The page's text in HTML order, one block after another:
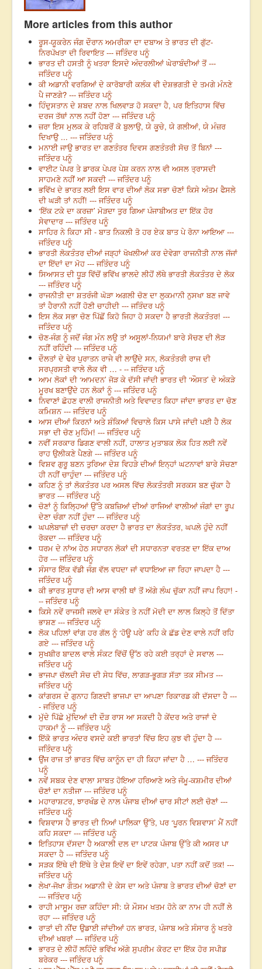
More articles from this author
ਰੂਸ-ਯੂਕਰੇਨ ਜੰਗ ਦੌਰਾਨ ਅਮਰੀਕਾ ਦਾ ਦਬਾਅ ਤੇ ਭਾਰਤ ਦੀ ਗੁੱਟ-
ਨਿਰਪੱਖਤਾ ਦੀ ਰਿਵਾਇਤ --- ਜਤਿੰਦਰ ਪਨੂੰ
ਭਾਰਤ ਦੀ ਹਸਤੀ ਨੂੰ ਖਤਰਾ ਇਸਦੇ ਅੰਦਰਲੀਆਂ ਘੇਰਾਬੰਦੀਆਂ ਤੋਂ ---
ਜਤਿੰਦਰ ਪਨੂੰ
ਕੀ ਅਡਾਨੀ ਵਰਗਿਆਂ ਦੇ ਕਾਰੋਬਾਰੀ ਕਲੰਕ ਵੀ ਦੇਸ਼ਭਗਤੀ ਦੇ ਤਮਗੇ ਮੰਨਣੇ
ਪੈ ਜਾਣਗੇ? --- ਜਤਿੰਦਰ ਪਨੂੰ
ਹਿੰਦੁਸਤਾਨ ਦੇ ਸ਼ਬਦ ਨਾਲ ਖਿਲਵਾੜ ਹੋ ਸਕਦਾ ਹੈ, ਪਰ ਇਤਿਹਾਸ ਵਿੱਚ
ਦਰਜ ਤੱਥਾਂ ਨਾਲ ਨਹੀਂ ਹੋਣਾ --- ਜਤਿੰਦਰ ਪਨੂੰ
ਜ਼ਰਾ ਇਸ ਮੁਲਕ ਕੇ ਰਹਿਬਰੋਂ ਕੋ ਬੁਲਾਉ, ਯੇ ਕੂਚੇ, ਯੇ ਗਲੀਆਂ, ਯੇ ਮੰਜ਼ਰ
ਦਿਖਾਉ ... --- ਜਤਿੰਦਰ ਪਨੂੰ
ਮਨਾਈ ਜਾਉ ਭਾਰਤ ਦਾ ਗਣਤੰਤਰ ਦਿਵਸ ਗਣਤੰਤਰੀ ਸੋਚ ਤੋਂ ਬਿਨਾਂ ---
ਜਤਿੰਦਰ ਪਨੂੰ
ਵਾਈਟ ਪੇਪਰ ਤੇ ਡਾਰਕ ਪੇਪਰ ਪੇਸ਼ ਕਰਨ ਨਾਲ ਵੀ ਅਸਲ ਤ੍ਰਾਸਦੀ
ਸਾਹਮਣੇ ਨਹੀਂ ਆ ਸਕਦੀ --- ਜਤਿੰਦਰ ਪਨੂੰ
ਭਵਿੱਖ ਦੇ ਭਾਰਤ ਲਈ ਇਸ ਵਾਰ ਦੀਆਂ ਲੋਕ ਸਭਾ ਚੋਣਾਂ ਕਿਸੇ ਅੰਤਮ ਫੈਸਲੇ
ਦੀ ਘੜੀ ਤਾਂ ਨਹੀਂ! --- ਜਤਿੰਦਰ ਪਨੂੰ
‘ਇੱਕ ਟਕੇ ਦਾ ਕਰਜ਼ਾ’ ਮੋੜਦਾ ਤੁਰ ਗਿਆ ਪੰਜਾਬੀਅਤ ਦਾ ਇੱਕ ਹੋਰ
ਸੇਵਾਦਾਰ --- ਜਤਿੰਦਰ ਪਨੂੰ
ਸਾਹਿਰ ਨੇ ਕਿਹਾ ਸੀ - ਬਾਤ ਨਿਕਲੀ ਤੋ ਹਰ ਏਕ ਬਾਤ ਪੇ ਰੋਨਾ ਆਇਆ ---
ਜਤਿੰਦਰ ਪਨੂੰ
ਭਾਰਤੀ ਲੋਕਤੰਤਰ ਦੀਆਂ ਜੜ੍ਹਾਂ ਖੋਖਲੀਆਂ ਕਰ ਦੇਵੇਗਾ ਰਾਜਨੀਤੀ ਨਾਲ ਜੱਜਾਂ
ਦਾ ਇੱਦਾਂ ਦਾ ਮੋਹ --- ਜਤਿੰਦਰ ਪਨੂੰ
ਸਿਆਸਤ ਦੀ ਧੂੜ ਵਿੱਚੋਂ ਭਵਿੱਖ ਭਾਲਦੇ ਲੀਹੋਂ ਲੱਥੇ ਭਾਰਤੀ ਲੋਕਤੰਤਰ ਦੇ ਲੋਕ
--- ਜਤਿੰਦਰ ਪਨੂੰ
ਰਾਜਨੀਤੀ ਦਾ ਸ਼ਤਰੰਜੀ ਘੋੜਾ ਅਗਲੀ ਚੋਣ ਦਾ ਲੁਕਮਾਨੀ ਨੁਸਖਾ ਬਣ ਜਾਵੇ
ਤਾਂ ਹੈਰਾਨੀ ਨਹੀਂ ਹੋਣੀ ਚਾਹੀਦੀ --- ਜਤਿੰਦਰ ਪਨੂੰ
ਇਸ ਲੋਕ ਸਭਾ ਚੋਣ ਪਿੱਛੋਂ ਕਿਹੋ ਜਿਹਾ ਹੋ ਸਕਦਾ ਹੈ ਭਾਰਤੀ ਲੋਕਤੰਤਰ! ---
ਜਤਿੰਦਰ ਪਨੂੰ
ਚੋਣ-ਜੰਗ ਨੂੰ ਜਦੋਂ ਜੰਗ ਮੰਨ ਲਉ ਤਾਂ ਅਸੂਲਾਂ-ਨਿਯਮਾਂ ਬਾਰੇ ਸੋਚਣ ਦੀ ਲੋੜ
ਨਹੀਂ ਰਹਿੰਦੀ --- ਜਤਿੰਦਰ ਪਨੂੰ
ਦੌਲਤਾਂ ਦੇ ਢੇਰ ਪੁਰਾਤਨ ਰਾਜੇ ਵੀ ਲਾਉਂਦੇ ਸਨ, ਲੋਕਤੰਤਰੀ ਰਾਜ ਦੀ
ਸਰਪ੍ਰਸਤੀ ਵਾਲੇ ਲੋਕ ਵੀ … - -- ਜਤਿੰਦਰ ਪਨੂੰ
ਆਮ ਲੋਕਾਂ ਦੀ ‘ਆਮਦਨ’ ਜੋੜ ਕੇ ਦੱਸੀ ਜਾਂਦੀ ਭਾਰਤ ਦੀ ‘ਔਸਤ’ ਦੇ ਅੰਕੜੇ
ਮੂਰਖ ਬਣਾਉਂਦੇ ਹਨ ਲੋਕਾਂ ਨੂੰ --- ਜਤਿੰਦਰ ਪਨੂੰ
ਨਿਵਾਣਾਂ ਛੋਹਣ ਵਾਲੀ ਰਾਜਨੀਤੀ ਅਤੇ ਵਿਵਾਦਤ ਕਿਹਾ ਜਾਂਦਾ ਭਾਰਤ ਦਾ ਚੋਣ
ਕਮਿਸ਼ਨ --- ਜਤਿੰਦਰ ਪਨੂੰ
ਆਸ ਦੀਆਂ ਕਿਰਨਾਂ ਅਤੇ ਸ਼ੰਕਿਆਂ ਵਿਚਾਲੇ ਕਿਸ ਪਾਸੇ ਜਾਂਦੀ ਪਈ ਹੈ ਲੋਕ
ਸਭਾ ਦੀ ਚੋਣ ਮੁਹਿੰਮ! --- ਜਤਿੰਦਰ ਪਨੂੰ
ਨਵੀਂ ਸਰਕਾਰ ਡਿਗਣ ਵਾਲੀ ਨਹੀਂ, ਹਾਲਾਤ ਮੁਤਾਬਕ ਲੋਕ ਹਿਤ ਲਈ ਨਵੇਂ
ਰਾਹ ਉਲੀਕਣੇ ਪੈਣਗੇ --- ਜਤਿੰਦਰ ਪਨੂੰ
ਵਿਸ਼ਵ ਗੁਰੂ ਬਣਨ ਤੁਰਿਆ ਦੇਸ਼ ਵਿਹੜੇ ਦੀਆਂ ਇਨ੍ਹਾਂ ਘਟਨਾਵਾਂ ਬਾਰੇ ਸੋਚਣਾ
ਹੀ ਨਹੀਂ ਚਾਹੁੰਦਾ --- ਜਤਿੰਦਰ ਪਨੂੰ
ਕਹਿਣ ਨੂੰ ਤਾਂ ਲੋਕਤੰਤਰ ਪਰ ਅਸਲ ਵਿੱਚ ਲੋਕਤੰਤਰੀ ਸਰਕਸ ਬਣ ਚੁੱਕਾ ਹੈ
ਭਾਰਤ --- ਜਤਿੰਦਰ ਪਨੂੰ
ਚੋਣਾਂ ਨੂੰ ਕਿਲ੍ਹਿਆਂ ਉੱਤੇ ਕਬਜ਼ਿਆਂ ਦੀਆਂ ਰਾਜਿਆਂ ਵਾਲੀਆਂ ਜੰਗਾਂ ਦਾ ਰੂਪ
ਦੇਣਾ ਚੰਗਾ ਨਹੀਂ ਹੁੰਦਾ --- ਜਤਿੰਦਰ ਪਨੂੰ
ਘਪਲੇਬਾਜ਼ਾਂ ਦੀ ਚਰਚਾ ਕਰਦਾ ਹੈ ਭਾਰਤ ਦਾ ਲੋਕਤੰਤਰ, ਘਪਲੇ ਹੁੰਦੇ ਨਹੀਂ
ਰੋਕਦਾ --- ਜਤਿੰਦਰ ਪਨੂੰ
ਧਰਮ ਦੇ ਨਾਂਅ ਹੇਠ ਸਧਾਰਨ ਲੋਕਾਂ ਦੀ ਸਧਾਰਨਤਾ ਵਰਤਣ ਦਾ ਇੱਕ ਦਾਅ
ਹੋਰ --- ਜਤਿੰਦਰ ਪਨੂੰ
ਸੰਸਾਰ ਇੱਕ ਵੱਡੀ ਜੰਗ ਵੱਲ ਵਧਦਾ ਜਾਂ ਵਧਾਇਆ ਜਾ ਰਿਹਾ ਜਾਪਦਾ ਹੈ ---
ਜਤਿੰਦਰ ਪਨੂੰ
ਕੀ ਭਾਰਤ ਸੁਧਾਰ ਦੀ ਆਸ ਵਾਲੀ ਥਾਂ ਤੋਂ ਅੱਗੇ ਲੰਘ ਚੁੱਕਾ ਨਹੀਂ ਜਾਪ ਰਿਹਾ! -
-- ਜਤਿੰਦਰ ਪਨੂੰ
ਕਿਸੇ ਨਵੇਂ ਰਾਜਸੀ ਜਲਵੇ ਦਾ ਸੰਕੇਤ ਤੇ ਨਹੀਂ ਮੋਦੀ ਦਾ ਲਾਲ ਕਿਲ੍ਹੇ ਤੋਂ ਦਿੱਤਾ
ਭਾਸ਼ਣ --- ਜਤਿੰਦਰ ਪਨੂੰ
ਲੋਕ ਪਹਿਲਾਂ ਵਾਂਗ ਹਰ ਗੱਲ ਨੂੰ ‘ਹੋਊ ਪਰੇ’ ਕਹਿ ਕੇ ਛੱਡ ਦੇਣ ਵਾਲੇ ਨਹੀਂ ਰਹਿ
ਗਏ --- ਜਤਿੰਦਰ ਪਨੂੰ
ਸੁਖਬੀਰ ਬਾਦਲ ਵਾਲੇ ਸੰਕਟ ਵਿੱਚੋਂ ਉੱਠ ਰਹੇ ਕਈ ਤਰ੍ਹਾਂ ਦੇ ਸਵਾਲ ---
ਜਤਿੰਦਰ ਪਨੂੰ
ਭਾਜਪਾ ਚੱਲਦੀ ਸੋਚ ਦੀ ਸੇਧ ਵਿੱਚ, ਲਾਗੜ-ਭੂਗੜ ਸੱਤਾ ਤਕ ਸੀਮਤ ---
ਜਤਿੰਦਰ ਪਨੂੰ
ਕਾਂਗਰਸ ਦੇ ਗੁਨਾਹ ਗਿਣਦੀ ਭਾਜਪਾ ਦਾ ਆਪਣਾ ਰਿਕਾਰਡ ਕੀ ਦੱਸਦਾ ਹੈ ---
- ਜਤਿੰਦਰ ਪਨੂੰ
ਮੁੱਦੇ ਪਿੱਛੇ ਮੁੱਦਿਆਂ ਦੀ ਦੌੜ ਰਾਸ ਆ ਸਕਦੀ ਹੈ ਕੇਂਦਰ ਅਤੇ ਰਾਜਾਂ ਦੇ
ਹਾਕਮਾਂ ਨੂੰ --- ਜਤਿੰਦਰ ਪਨੂੰ
ਇੱਕੋ ਭਾਰਤ ਅੰਦਰ ਵਸਦੇ ਕਈ ਭਾਰਤਾਂ ਵਿੱਚ ਇਹ ਕੁਝ ਵੀ ਹੁੰਦਾ ਹੈ ---
ਜਤਿੰਦਰ ਪਨੂੰ
ਉਂਜ ਰਾਜ ਤਾਂ ਭਾਰਤ ਵਿੱਚ ਕਾਨੂੰਨ ਦਾ ਹੀ ਕਿਹਾ ਜਾਂਦਾ ਹੈ … --- ਜਤਿੰਦਰ
ਪਨੂੰ
ਨਵੇਂ ਸਬਕ ਦੇਣ ਵਾਲਾ ਸਾਬਤ ਹੋਇਆ ਹਰਿਆਣੇ ਅਤੇ ਜੰਮੂ-ਕਸ਼ਮੀਰ ਦੀਆਂ
ਚੋਣਾਂ ਦਾ ਨਤੀਜਾ --- ਜਤਿੰਦਰ ਪਨੂੰ
ਮਹਾਰਾਸ਼ਟਰ, ਝਾਰਖੰਡ ਦੇ ਨਾਲ ਪੰਜਾਬ ਦੀਆਂ ਚਾਰ ਸੀਟਾਂ ਲਈ ਚੋਣਾਂ ---
ਜਤਿੰਦਰ ਪਨੂੰ
ਵਿਸ਼ਵਾਸ ਹੈ ਭਾਰਤ ਦੀ ਨਿਆਂ ਪਾਲਿਕਾ ਉੱਤੇ, ਪਰ ‘ਪੂਰਨ ਵਿਸ਼ਵਾਸ’ ਮੈਂ ਨਹੀਂ
ਕਹਿ ਸਕਦਾ --- ਜਤਿੰਦਰ ਪਨੂੰ
ਇਤਿਹਾਸ ਦੱਸਦਾ ਹੈ ਅਕਾਲੀ ਦਲ ਦਾ ਪਾਟਕ ਪੰਜਾਬ ਉੱਤੇ ਕੀ ਅਸਰ ਪਾ
ਸਕਦਾ ਹੈ --- ਜਤਿੰਦਰ ਪਨੂੰ
ਸੜਕ ਇੱਥੇ ਦੀ ਇੱਥੇ ਤੇ ਦੇਸ਼ ਇਵੇਂ ਦਾ ਇਵੇਂ ਰਹੇਗਾ, ਪਤਾ ਨਹੀਂ ਕਦੋਂ ਤਕ! ---
ਜਤਿੰਦਰ ਪਨੂੰ
ਲੇਖਾ-ਜੋਖਾ ਗੌਤਮ ਅਡਾਨੀ ਦੇ ਕੇਸ ਦਾ ਅਤੇ ਪੰਜਾਬ ਤੇ ਭਾਰਤ ਦੀਆਂ ਚੋਣਾਂ ਦਾ
--- ਜਤਿੰਦਰ ਪਨੂੰ
ਰਾਹੀ ਮਾਸੂਮ ਰਜ਼ਾ ਕਹਿੰਦਾ ਸੀ: ਯੇ ਮੌਸਮ ਖਤਮ ਹੋਨੇ ਕਾ ਨਾਮ ਹੀ ਨਹੀਂ ਲੇ
ਰਹਾ --- ਜਤਿੰਦਰ ਪਨੂੰ
ਰਾਤਾਂ ਦੀ ਨੀਂਦ ਉਡਾਈ ਜਾਂਦੀਆਂ ਹਨ ਭਾਰਤ, ਪੰਜਾਬ ਅਤੇ ਸੰਸਾਰ ਨੂੰ ਖਤਰੇ
ਦੀਆਂ ਖਬਰਾਂ --- ਜਤਿੰਦਰ ਪਨੂੰ
ਭਾਰਤ ਦੇ ਲੀਹੋਂ ਲਹਿੰਦੇ ਭਵਿੱਖ ਅੱਗੇ ਸੁਪਰੀਮ ਕੋਰਟ ਦਾ ਇੱਕ ਹੋਰ ਸਪੀਡ
ਬਰੇਕਰ --- ਜਤਿੰਦਰ ਪਨੂੰ